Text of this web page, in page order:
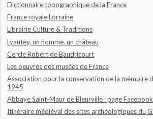
Dictionnaire topographique de la France
France royale Lorraine
Librairie Culture & Traditions
Lyautey, un homme, un château
Cercle Robert de Baudricourt
Les oeuvres des musées de France
Association pour la conservation de la mémoire
1945
Abbaye Saint-Maur de Bleurville : page Facebook
Itinéraire médiéval des sites archéologiques du